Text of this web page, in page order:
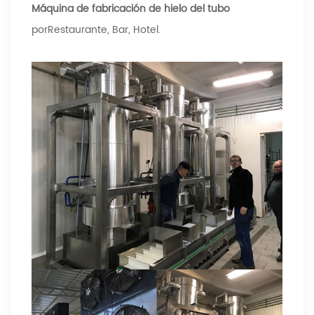
Máquina de fabricación de hielo del tubo
porRestaurante, Bar, Hotel.